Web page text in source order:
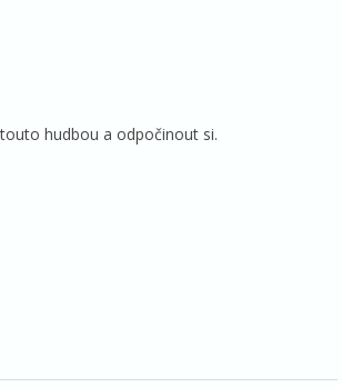
hudbou a odpočinout si.